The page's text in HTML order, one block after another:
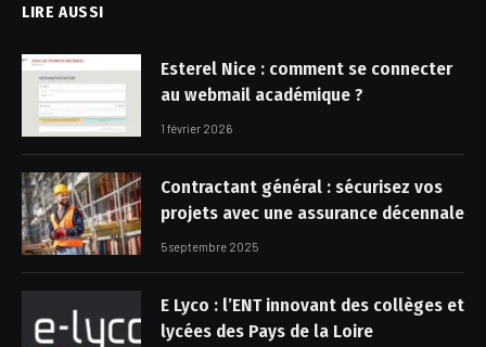
LIRE AUSSI
Esterel Nice : comment se connecter
au webmail académique ?
1 février 2026
Contractant général : sécurisez vos
projets avec une assurance décennale
5 septembre 2025
E Lyco : l’ENT innovant des collèges et
lycées des Pays de la Loire